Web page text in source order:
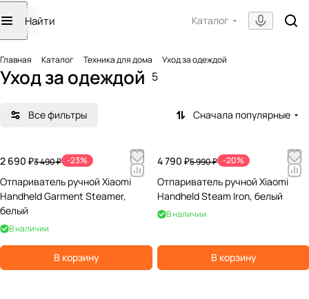
Каталог
Главная Каталог Техника для дома Уход за одеждой
Уход за одеждой 5
Все фильтры Сначала популярные
2 690 ₽3 490 ₽ -23%
Отпариватель ручной Xiaomi
Handheld Garment Steamer,
белый
В наличии
В корзину
4 790 ₽5 990 ₽ -20%
Отпариватель ручной Xiaomi
Handheld Steam Iron, белый
В наличии
В корзину